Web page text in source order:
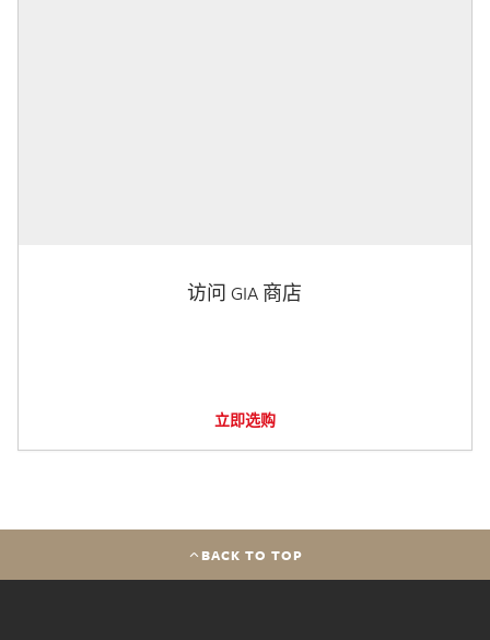
访问 GIA 商店
立即选购
BACK TO TOP